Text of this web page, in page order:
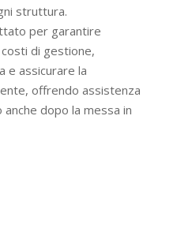
struttura.
per garantire
di gestione,
e assicurare la
offrendo assistenza
dopo la messa in